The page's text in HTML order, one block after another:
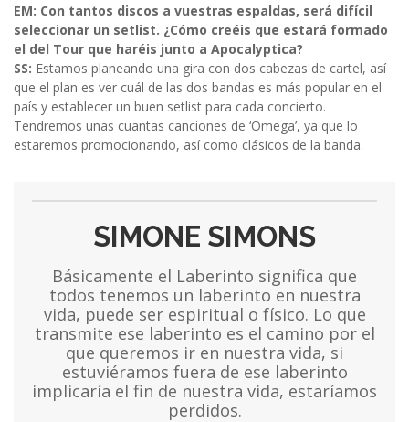
EM: Con tantos discos a vuestras espaldas, será difícil
seleccionar un setlist. ¿Cómo creéis que estará formado
el del Tour que haréis junto a Apocalyptica?
SS: Estamos planeando una gira con dos cabezas de cartel, así
que el plan es ver cuál de las dos bandas es más popular en el
país y establecer un buen setlist para cada concierto.
Tendremos unas cuantas canciones de ‘Omega’, ya que lo
estaremos promocionando, así como clásicos de la banda.
SIMONE SIMONS
Básicamente el Laberinto significa que
todos tenemos un laberinto en nuestra
vida, puede ser espiritual o físico. Lo que
transmite ese laberinto es el camino por el
que queremos ir en nuestra vida, si
estuviéramos fuera de ese laberinto
implicaría el fin de nuestra vida, estaríamos
perdidos.